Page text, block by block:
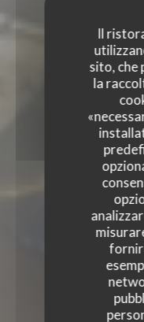
Il
sito, che
la